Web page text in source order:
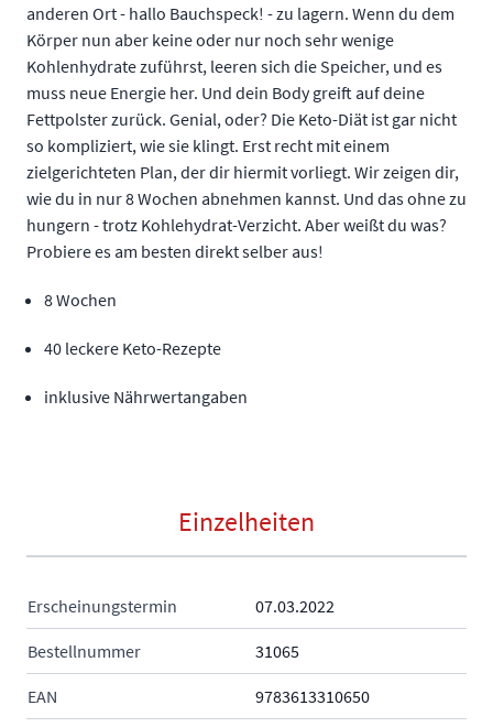
anderen Ort - hallo Bauchspeck! - zu lagern. Wenn du dem
Körper nun aber keine oder nur noch sehr wenige
Kohlenhydrate zuführst, leeren sich die Speicher, und es
muss neue Energie her. Und dein Body greift auf deine
Fettpolster zurück. Genial, oder? Die Keto-Diät ist gar nicht
so kompliziert, wie sie klingt. Erst recht mit einem
zielgerichteten Plan, der dir hiermit vorliegt. Wir zeigen dir,
wie du in nur 8 Wochen abnehmen kannst. Und das ohne zu
hungern - trotz Kohlehydrat-Verzicht. Aber weißt du was?
Probiere es am besten direkt selber aus!
8 Wochen
40 leckere Keto-Rezepte
inklusive Nährwertangaben
Einzelheiten
Erscheinungstermin 07.03.2022
Bestellnummer 31065
EAN 9783613310650